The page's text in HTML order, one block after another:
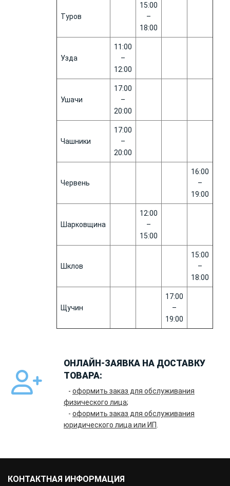
Туров
15:00
–
18:00
Узда
11:00
–
12:00
Ушачи
17:00
–
20:00
Чашники
17:00
–
20:00
Червень
16:00
–
19:00
Шарковщина
12:00
–
15:00
Шклов
15:00
–
18:00
Щучин
17:00
–
19:00
ОНЛАЙН-ЗАЯВКА НА ДОСТАВКУ
ТОВАРА:
- оформить заказ для обслуживания
физического лица;
- оформить заказ для обслуживания
юридического лица или ИП
КОНТАКТНАЯ ИНФОРМАЦИЯ